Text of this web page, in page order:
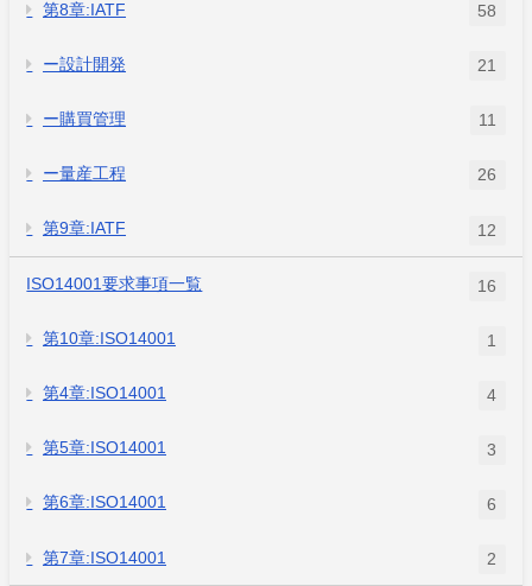
第8章:IATF 58
ー設計開発 21
ー購買管理 11
ー量産工程 26
第9章:IATF 12
ISO14001要求事項一覧 16
第10章:ISO14001 1
第4章:ISO14001 4
第5章:ISO14001 3
第6章:ISO14001 6
第7章:ISO14001 2